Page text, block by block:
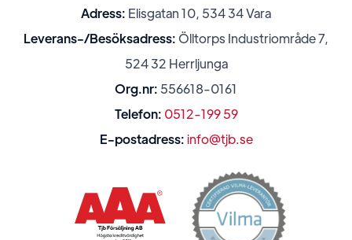
Adress: Elisgatan 10, 534 34 Vara
Leverans-/Besöksadress: Ölltorps Industriområde 7,
524 32 Herrljunga
Org.nr: 556618-0161
Telefon: 0512-199 59
E-postadress: info@tjb.se